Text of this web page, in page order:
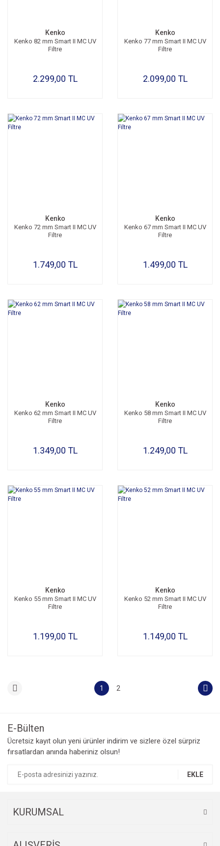
Kenko
Kenko 82 mm Smart II MC UV
Filtre
2.299,00 TL
Kenko
Kenko 77 mm Smart II MC UV
Filtre
2.099,00 TL
Kenko
Kenko 72 mm Smart II MC UV
Filtre
1.749,00 TL
Kenko
Kenko 67 mm Smart II MC UV
Filtre
1.499,00 TL
Kenko
Kenko 62 mm Smart II MC UV
Filtre
1.349,00 TL
Kenko
Kenko 58 mm Smart II MC UV
Filtre
1.249,00 TL
Kenko
Kenko 55 mm Smart II MC UV
Filtre
1.199,00 TL
Kenko
Kenko 52 mm Smart II MC UV
Filtre
1.149,00 TL
1 2
E-Bülten
Ücretsiz kayıt olun yeni ürünler indirim ve sizlere özel sürpriz
fırsatlardan anında haberiniz olsun!
EKLE
KURUMSAL